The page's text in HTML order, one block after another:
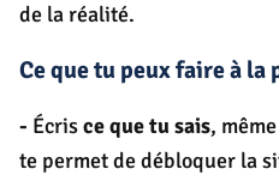
de la réalité.
Ce que tu peux faire à la
- Écrisce que tu sais,
te permet de débloquer la